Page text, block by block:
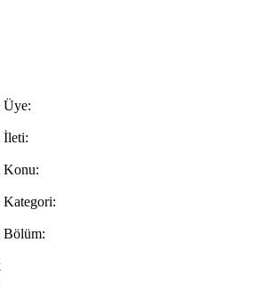
Üye:
İleti:
Konu:
Kategori:
Bölüm: